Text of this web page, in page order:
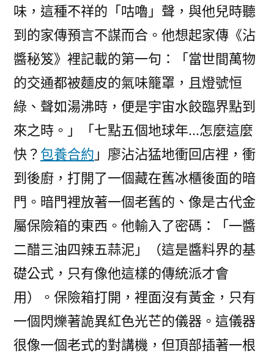
味，這種不祥的「咕嚕」聲，與他兒時聽
到的家傳預言不謀而合。他想起家傳《沾
醬秘笈》裡記載的第一句：「當世間萬物
的交通都被麵皮的氣味籠罩，且燈號恒
綠、聲如湯沸時，便是宇宙水餃臨界點到
來之時。」「七點五個地球年…怎麼這麼
快？ 包養合約 」廖沾沾猛地衝回店裡，衝
到後廚，打開了一個藏在舊冰櫃後面的暗
門。暗門裡放著一個老舊的、像是古代金
屬保險箱的東西。他輸入了密碼：「一醬
二醋三油四辣五蒜泥」（這是醬料界的基
礎公式，只有像他這樣的傳統派才會
用）。保險箱打開，裡面沒有黃金，只有
一個閃爍著詭異紅色光芒的儀器。這儀器
很像一個老式的對講機，但頂部插著一根